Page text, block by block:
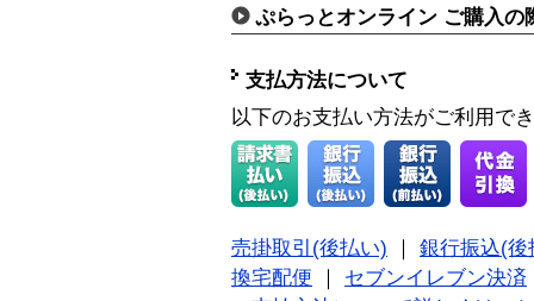
ぷらっとオンライン ご購入の
支払方法について
以下のお支払い方法がご利用で
売掛取引(後払い)
銀行振込(後
換宅配便
セブンイレブン決済